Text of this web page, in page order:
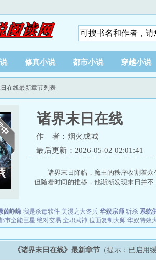
修真小说 都市小说 穿越小说
在线最新章节列表
诸界末日在线
作 者：烟火成城
最后更新：2026-05-02 02:01:41
诸界末日降临，魔王的秩序收割着
但随着时间的推移，他渐渐发现末日并不
茵峥嵘 我是杀毒软件 美漫之大冬兵 华娱宗师 斩杀 系统
市全能巨星 绝对交易 全职武神 位面复制大师 华娱特效
《诸界末日在线》最新章节 （提示：已启用